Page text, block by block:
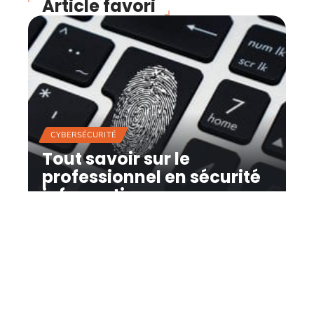
Article favori
CYBERSÉCURITÉ
Tout savoir sur le
professionnel en sécurité
informatique